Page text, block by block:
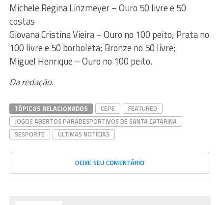
Michele Regina Linzmeyer – Ouro 50 livre e 50
costas
Giovana Cristina Vieira – Ouro no 100 peito; Prata no
100 livre e 50 borboleta; Bronze no 50 livre;
Miguel Henrique – Ouro no 100 peito.
Da redação.
TÓPICOS RELACIONADOS CEPE
FEATURED
JOGOS ABERTOS PARADESPORTIVOS DE SANTA CATARINA
SESPORTE
ÚLTIMAS NOTÍCIAS
DEIXE SEU COMENTÁRIO